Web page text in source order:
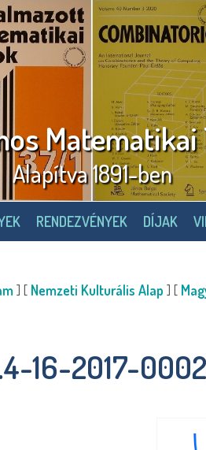
Alapítva 1891-ben
RENDEZVÉNYEK DÍJAK
] [ Nemzeti Kulturális Alap ] [
16-2017-